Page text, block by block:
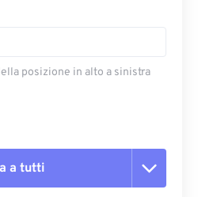
posizione in alto a sinistra
a tutti